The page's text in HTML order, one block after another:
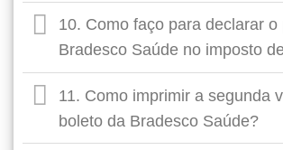
10. Como faço para declarar o
Bradesco Saúde no imposto
11. Como imprimir a segunda
boleto da Bradesco Saúde?